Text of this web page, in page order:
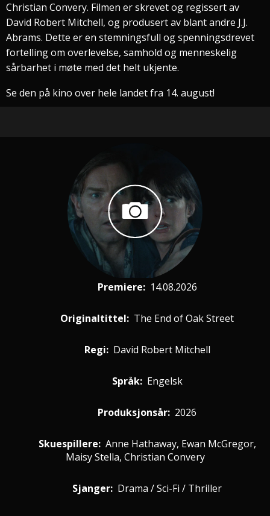
Christian Convery. Filmen er skrevet og regissert av
David Robert Mitchell, og produsert av blant andre J.J.
Abrams. Dette er en stemningsfull og spenningsdrevet
fortelling om overlevelse, samhold og menneskelig
sårbarhet i møte med det helt ukjente.
Se den på kino over hele landet fra 14. august!
Premiere: 14.08.2026
Originaltittel: The End of Oak Street
Regi: David Robert Mitchell
Språk: Engelsk
Produksjonsår: 2026
Skuespillere: Anne Hathaway, Ewan McGregor,
Maisy Stella, Christian Convery
Sjanger: Drama / Sci-Fi / Thriller